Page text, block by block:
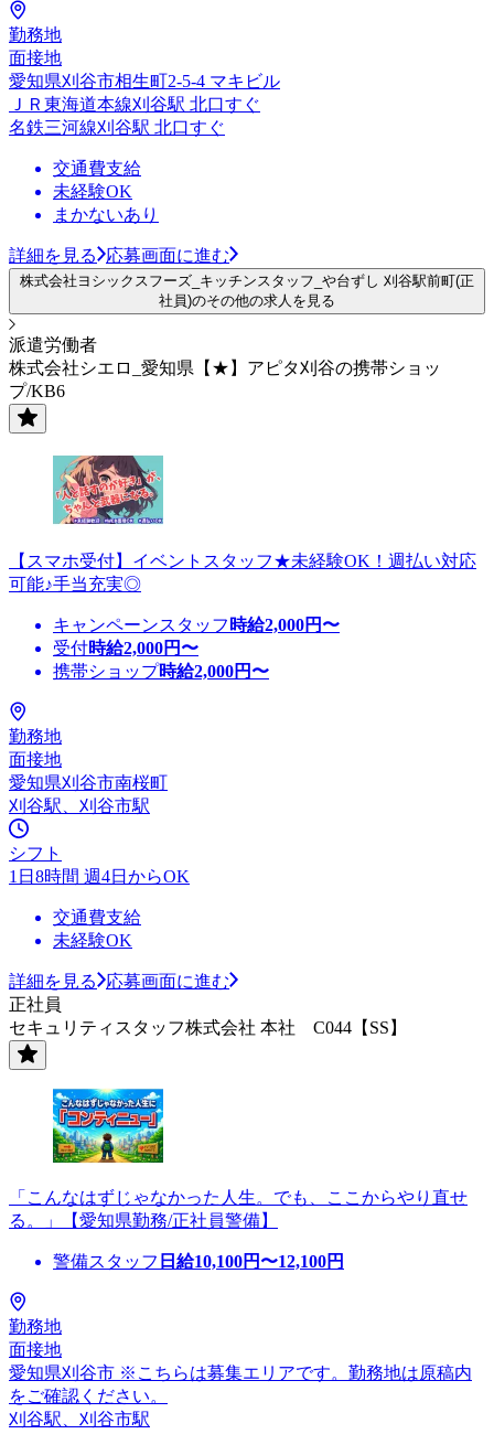
勤務地
面接地
愛知県刈谷市相生町2-5-4 マキビル
ＪＲ東海道本線刈谷駅 北口すぐ
名鉄三河線刈谷駅 北口すぐ
交通費支給
未経験OK
まかないあり
詳細を見る 応募画面に進む
株式会社ヨシックスフーズ_キッチンスタッフ_や台ずし 刈谷駅前町(正
社員)のその他の求人を見る
派遣労働者
株式会社シエロ_愛知県【★】アピタ刈谷の携帯ショッ
プ/KB6
【スマホ受付】イベントスタッフ★未経験OK！週払い対応
可能♪手当充実◎
キャンペーンスタッフ 時給2,000円〜
受付時給2,000円〜
携帯ショップ時給2,000円〜
勤務地
面接地
愛知県刈谷市南桜町
刈谷駅、刈谷市駅
シフト
1日8時間 週4日からOK
交通費支給
未経験OK
詳細を見る
応募画面に進む
正社員
セキュリティスタッフ株式会社 本社 C044【SS】
「こんなはずじゃなかった人生。でも、ここからやり直せ
る。」【愛知県勤務/正社員警備】
警備スタッフ 日給10,100円〜12,100円
勤務地
面接地
愛知県刈谷市 ※こちらは募集エリアです。勤務地は原稿内
をご確認ください。
刈谷駅、刈谷市駅